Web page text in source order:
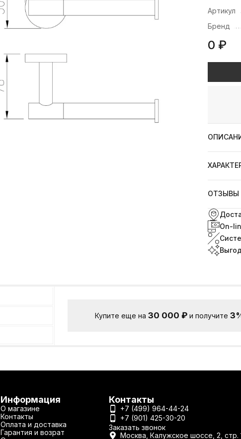
Артикул
Бренд
0 ₽
ОТЗЫВЫ
On-
Купите еще на30 000₽ и получите
Информация
О магазине
Контакты
Оплата и доставка
Гарантия и возрат
Контакты
+7 (499) 964-44-24
+7 (901) 425-30-20
Заказать звонок
Москва, Калужское шоссе, 2, стр.